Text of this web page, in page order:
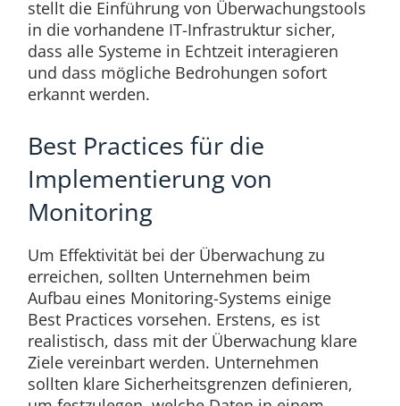
stellt die Einführung von Überwachungstools
in die vorhandene IT-Infrastruktur sicher,
dass alle Systeme in Echtzeit interagieren
und dass mögliche Bedrohungen sofort
erkannt werden.
Best Practices für die
Implementierung von
Monitoring
Um Effektivität bei der Überwachung zu
erreichen, sollten Unternehmen beim
Aufbau eines Monitoring-Systems einige
Best Practices vorsehen. Erstens, es ist
realistisch, dass mit der Überwachung klare
Ziele vereinbart werden. Unternehmen
sollten klare Sicherheitsgrenzen definieren,